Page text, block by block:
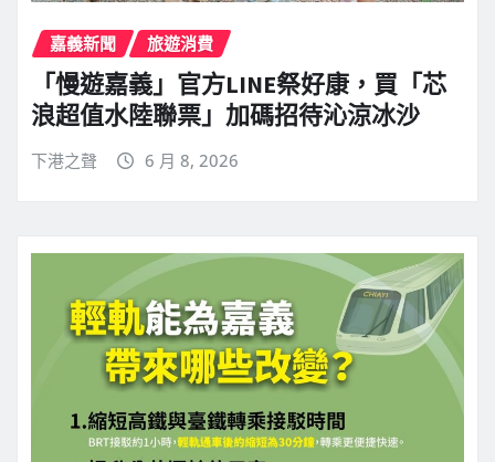
嘉義新聞 旅遊消費
「慢遊嘉義」官方LINE祭好康，買「芯
浪超值水陸聯票」加碼招待沁涼冰沙
下港之聲 6 月 8, 2026